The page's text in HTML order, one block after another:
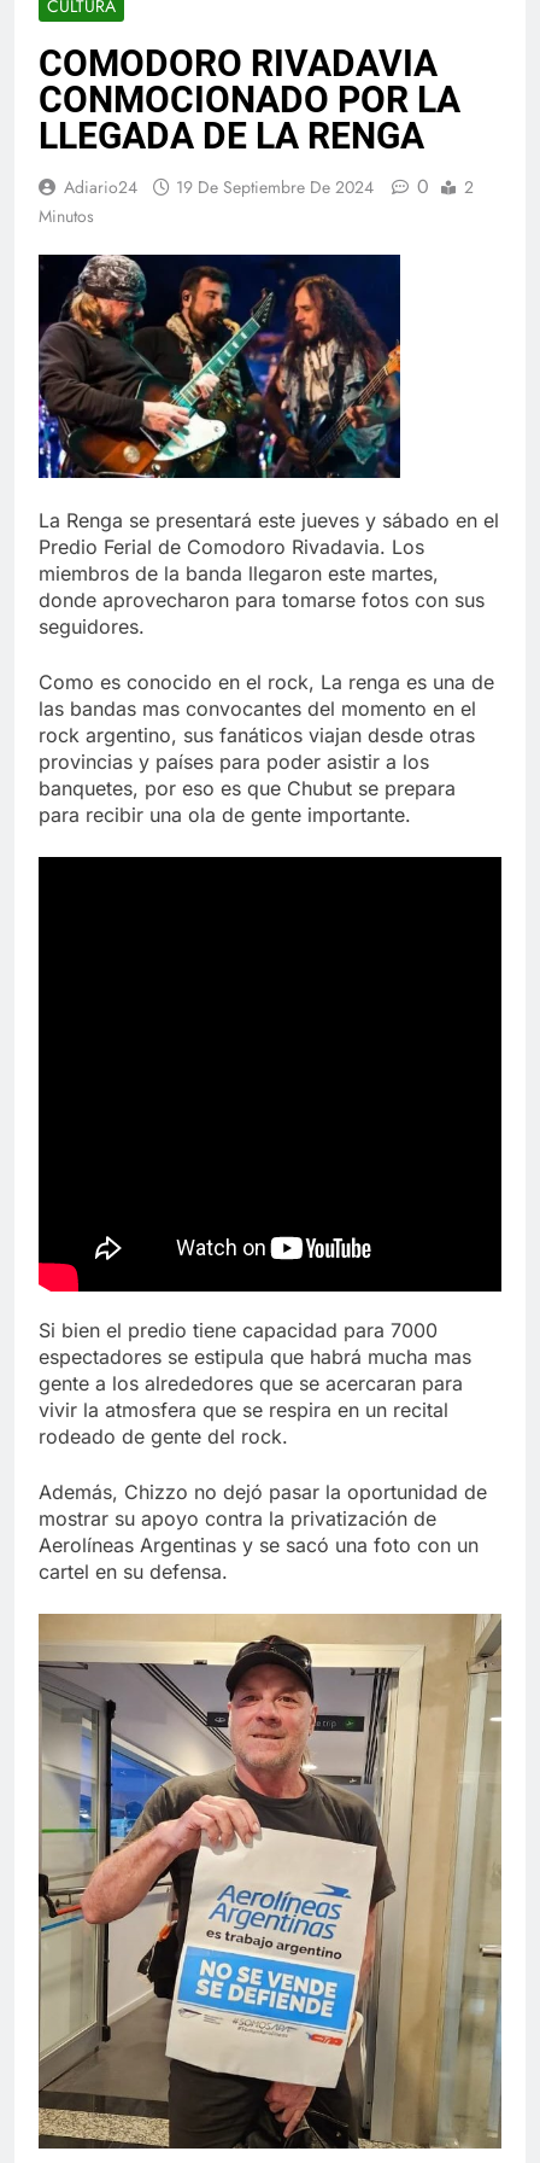
CULTURA
COMODORO RIVADAVIA
CONMOCIONADO POR LA
LLEGADA DE LA RENGA
Adiario24 19 De Septiembre De 2024 0
2
Minutos
La Renga se presentará este jueves y sábado en el
Predio Ferial de Comodoro Rivadavia. Los
miembros de la banda llegaron este martes,
donde aprovecharon para tomarse fotos con sus
seguidores.
Como es conocido en el rock, La renga es una de
las bandas mas convocantes del momento en el
rock argentino, sus fanáticos viajan desde otras
provincias y países para poder asistir a los
banquetes, por eso es que Chubut se prepara
para recibir una ola de gente importante.
Si bien el predio tiene capacidad para 7000
espectadores se estipula que habrá mucha mas
gente a los alrededores que se acercaran para
vivir la atmosfera que se respira en un recital
rodeado de gente del rock.
Además, Chizzo no dejó pasar la oportunidad de
mostrar su apoyo contra la privatización de
Aerolíneas Argentinas y se sacó una foto con un
cartel en su defensa.